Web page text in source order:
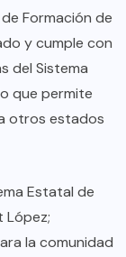
Formación de
y cumple con
del Sistema
que permite
otros estados
Estatal de
López;
la comunidad